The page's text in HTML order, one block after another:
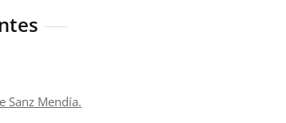
Sanz Mendía.